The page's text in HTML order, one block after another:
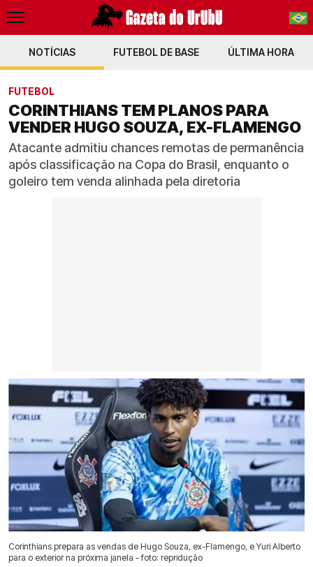
PT-BR
NOTÍCIAS FUTEBOL DE BASE ÚLTIMA HORA
FUTEBOL
CORINTHIANS TEM PLANOS PARA
VENDER HUGO SOUZA, EX-FLAMENGO
Atacante admitiu chances remotas de permanência
após classificação na Copa do Brasil, enquanto o
goleiro tem venda alinhada pela diretoria
Corinthians prepara as vendas de Hugo Souza, ex-Flamengo, e Yuri Alberto
para o exterior na próxima janela - foto: repridução